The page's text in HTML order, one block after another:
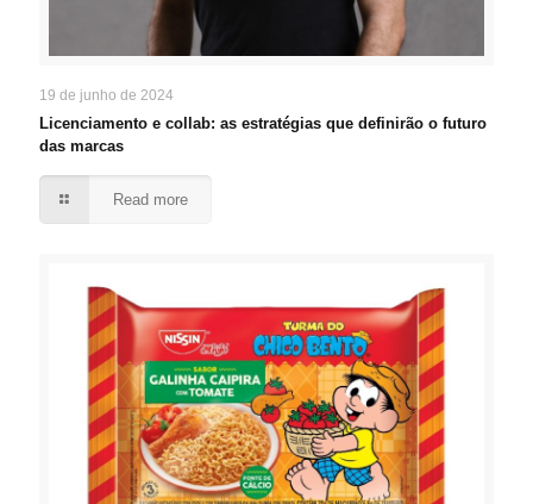
19 de junho de 2024
Licenciamento e collab: as estratégias que definirão o futuro
das marcas
Read more